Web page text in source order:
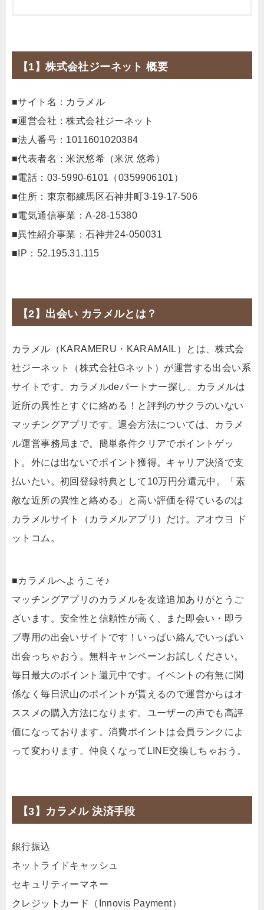
【1】株式会社ジーネット 概要
■サイト名：カラメル
■運営会社：株式会社ジーネット
■法人番号：1011601020384
■代表者名：米沢悠希（米沢 悠希）
■電話：03-5990-6101（0359906101）
■住所：東京都練馬区石神井町3-19-17-506
■電気通信事業：A-28-15380
■異性紹介事業：石神井24-050031
■IP：52.195.31.115
【2】出会い カラメルとは？
カラメル（KARAMERU・KARAMAIL）とは、株式会
社ジーネット（株式会社Gネット）が運営する出会い系
サイトです。カラメルdeパートナー探し。カラメルは
近所の異性とすぐに絡める！と評判のサクラのいない
マッチングアプリです。退会方法については、カラメ
ル運営事務局まで。簡単条件クリアでポイントゲッ
ト。外には出ないでポイント獲得。キャリア決済で支
払いたい。初回登録特典として10万円分還元中。「素
敵な近所の異性と絡める」と高い評価を得ているのは
カラメルサイト（カラメルアプリ）だけ。アオウヨ ド
ットコム。
■カラメルへようこそ♪
マッチングアプリのカラメルを友達追加ありがとうご
ざいます。安全性と信頼性が高く、また即会い・即ラ
ブ専用の出会いサイトです！いっぱい絡んでいっぱい
出会っちゃおう。無料キャンペーンお試しください。
毎日最大のポイント還元中です。イベントの有無に関
係なく毎日沢山のポイントが貰えるので運営からはオ
ススメの購入方法になります。ユーザーの声でも高評
価になっております。消費ポイントは会員ランクによ
って変わります。仲良くなってLINE交換しちゃおう。
【3】カラメル 決済手段
銀行振込
ネットライドキャッシュ
セキュリティーマネー
クレジットカード（Innovis Payment）